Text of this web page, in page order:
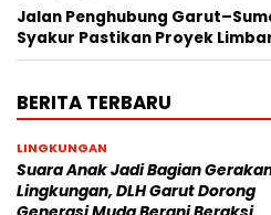
Jalan Penghubung
Syakur Pastikan Proyek
BERITA TERBARU
LINGKUNGAN
Suara Anak Jadi Bagian
Lingkungan, DLH Garut Dorong